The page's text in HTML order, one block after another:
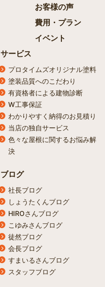
お客様の声
費用・プラン
イベント
サービス
プロタイムズオリジナル塗料
塗装品質へのこだわり
有資格者による建物診断
W工事保証
わかりやすく納得のお見積り
当店の独自サービス
色々な屋根に関するお悩み解
決
ブログ
社長ブログ
しょうたくんブログ
HIROさんブログ
こゆみさんブログ
徒然ブログ
会長ブログ
すまいるさんブログ
スタッフブログ